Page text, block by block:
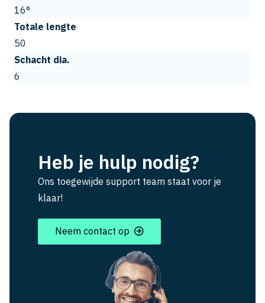
16°
Totale lengte
50
Schacht dia.
6
Heb je hulp nodig?
Ons toegewijde support team staat voor je
klaar!
Neem contact op